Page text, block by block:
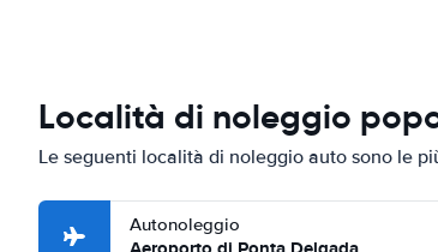
Località di noleggio
Le seguenti località di noleggio auto sono le
Autonoleggio